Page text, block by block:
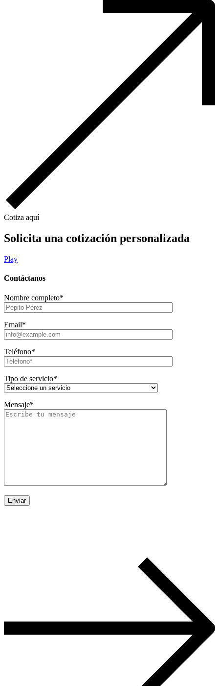
Cotiza aquí
Solicita una cotización personalizada
Play
Contáctanos
Nombre completo*
Email*
Teléfono*
Tipo de servicio*
Mensaje*